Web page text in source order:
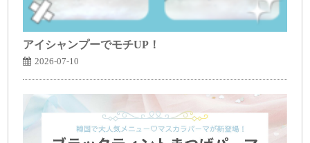
アイシャンプーでモチUP！
2026-07-10